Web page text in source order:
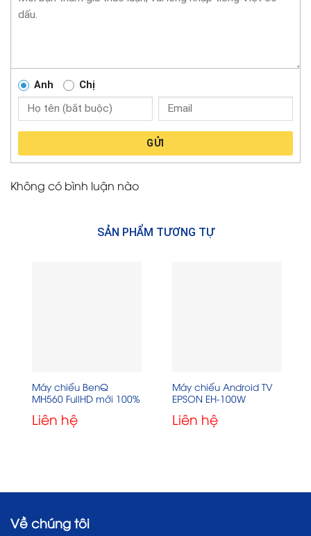
Anh Chị
GỬI
Không có bình luận nào
SẢN PHẨM TƯƠNG TỰ
Máy chiếu BenQ
MH560 FullHD mới 100%
Liên hệ
Máy chiếu Android TV
EPSON EH-100W
Liên hệ
Về chúng tôi